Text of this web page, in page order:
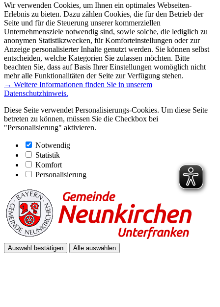
Wir verwenden Cookies, um Ihnen ein optimales Webseiten-
Erlebnis zu bieten. Dazu zählen Cookies, die für den Betrieb der
Seite und für die Steuerung unserer kommerziellen
Unternehmensziele notwendig sind, sowie solche, die lediglich zu
anonymen Statistikzwecken, für Komforteinstellungen oder zur
Anzeige personalisierter Inhalte genutzt werden. Sie können selbst
entscheiden, welche Kategorien Sie zulassen möchten. Bitte
beachten Sie, dass auf Basis Ihrer Einstellungen womöglich nicht
mehr alle Funktionalitäten der Seite zur Verfügung stehen.
→ Weitere Informationen finden Sie in unserem
Datenschutzhinweis.
Diese Seite verwendet Personalisierungs-Cookies. Um diese Seite
betreten zu können, müssen Sie die Checkbox bei
"Personalisierung" aktivieren.
Notwendig
Statistik
Komfort
Personalisierung
Auswahl bestätigen Alle auswählen